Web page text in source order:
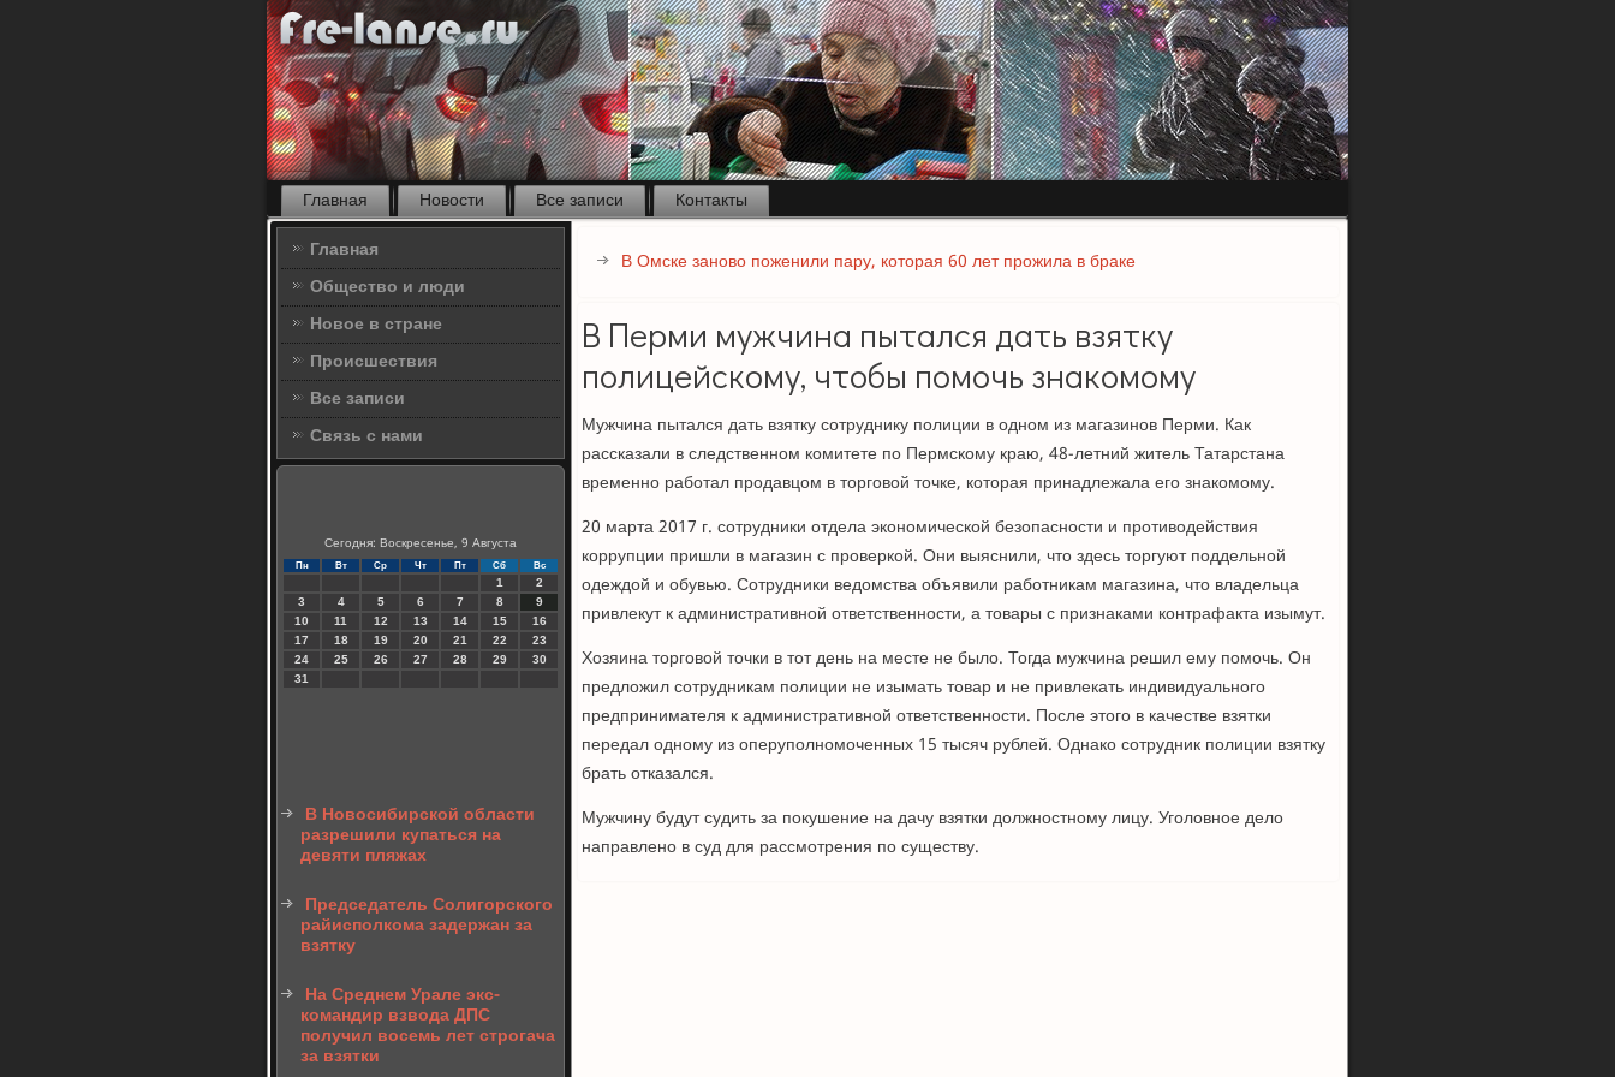
Главная Новости Все записи
Контакты
Главная
Общество и люди
Новое в стране
Происшествия
Все записи
Связь с нами
Сегодня: Воскресенье, 9 Августа
Пн Вт Ср Чт Пт Сб Вс
1
2
3
4 5 6 7 8
9
10
11 12 13 14 15
16
17
18 19 20 21 22
23
24
25 26 27 28 29
30
31
В Новосибирской области
разрешили купаться на
девяти пляжах
Председатель Солигорского
райисполкома задержан за
взятку
На Среднем Урале экс-
командир взвода ДПС
получил восемь лет строгача
за взятки
В Омске заново поженили пару, которая 60 лет прожила в браке
В Перми мужчина пытался дать взятку
полицейскому, чтобы помочь знакомому
Мужчина пытался дать взятку сотруднику полиции в одном из магазинов Перми. Как
рассказали в следственном комитете по Пермскому краю, 48-летний житель Татарстана
временно работал продавцом в торговой точке, которая принадлежала его знакомому.
20 марта 2017 г. сотрудники отдела экономической безопасности и противодействия
коррупции пришли в магазин с проверкой. Они выяснили, что здесь торгуют поддельной
одеждой и обувью. Сотрудники ведомства объявили работникам магазина, что владельца
привлекут к административной ответственности, а товары с признаками контрафакта изымут.
Хозяина торговой точки в тот день на месте не было. Тогда мужчина решил ему помочь. Он
предложил сотрудникам полиции не изымать товар и не привлекать индивидуального
предпринимателя к административной ответственности. После этого в качестве взятки
передал одному из оперуполномоченных 15 тысяч рублей. Однако сотрудник полиции взятку
брать отказался.
Мужчину будут судить за покушение на дачу взятки должностному лицу. Уголовное дело
направлено в суд для рассмотрения по существу.